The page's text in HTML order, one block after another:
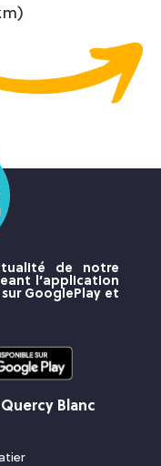
de notre
l’application
GooglePlay et
Blanc